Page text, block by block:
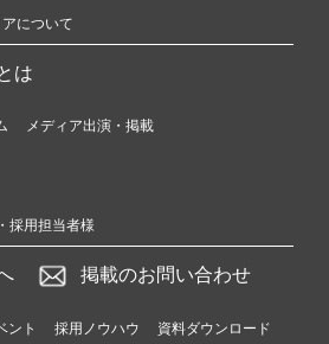
について
は
メディア出演・掲載
採用担当者様
掲載のお問い合わせ
ント 採用ノウハウ 資料ダウンロード